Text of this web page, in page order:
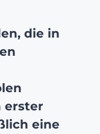
die in
erster
eine